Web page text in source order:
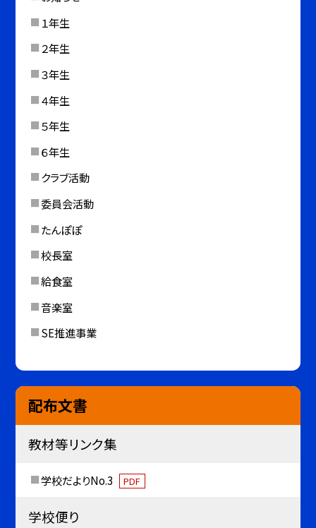
１年生
２年生
３年生
４年生
５年生
６年生
クラブ活動
委員会活動
たんぽぽ
校長室
給食室
音楽室
SE推進事業
配布文書
教材等リンク集
学校だよりNo.3 PDF
学校便り